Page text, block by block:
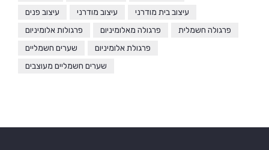
עיצוב בית מודרני
עיצוב מודרני
עיצוב פנים
פרגולה חשמלית
פרגולה מאלומיניום
פרגולות אלומיניום
פרגולת אלומיניום
שערים חשמליים
שערים חשמליים מעוצבים